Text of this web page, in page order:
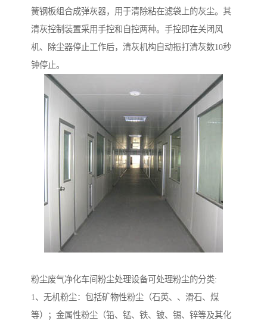
簧钢板组合成弹灰器，用于清除粘在滤袋上的灰尘。其
清灰控制装置采用手控和自控两种。手控即在关闭风
机、除尘器停止工作后，清灰机构自动振打清灰数10秒
钟停止。
粉尘废气净化车间粉尘处理设备可处理粉尘的分类:
1、无机粉尘：包括矿物性粉尘（石英、、滑石、煤
等）；金属性粉尘（铅、锰、铁、铍、锡、锌等及其化